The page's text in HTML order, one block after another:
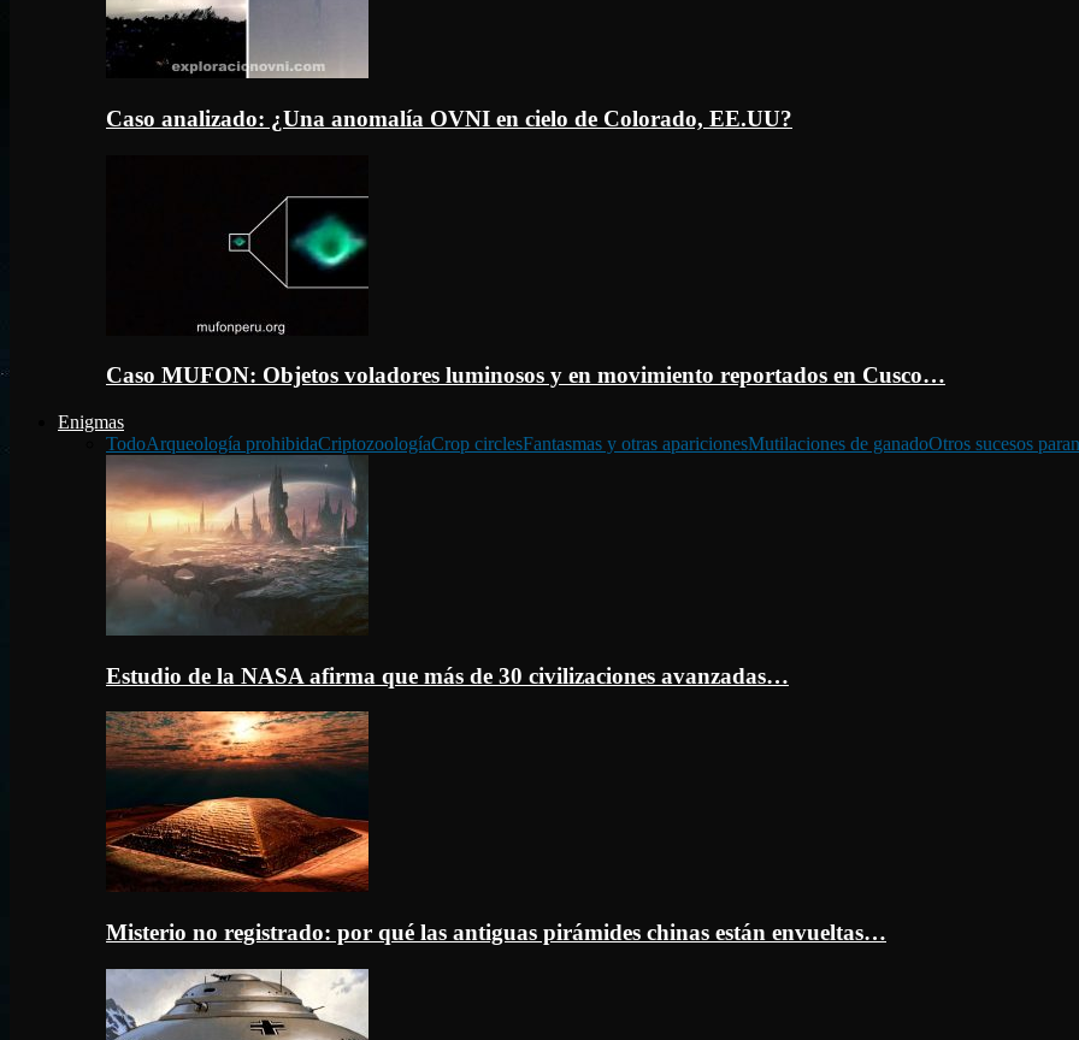
Caso analizado: ¿Una anomalía OVNI en cielo de Colorado, EE.UU?
Caso MUFON: Objetos voladores luminosos y en movimiento reportados en Cusco…
Enigmas
TodoArqueología prohibidaCriptozoologíaCrop circlesFantasmas y otras aparicionesMutilaciones de ganadoOtros sucesos
Estudio de la NASA afirma que más de 30 civilizaciones avanzadas…
Misterio no registrado: por qué las antiguas pirámides chinas están envueltas…